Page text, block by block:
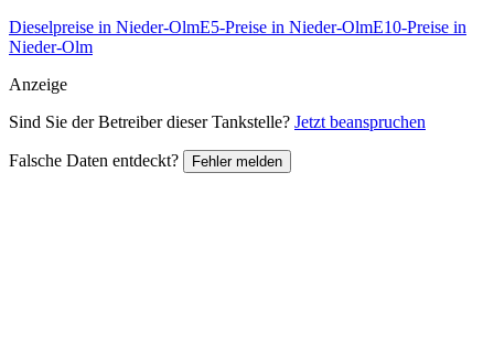
Dieselpreise in Nieder-OlmE5-Preise in Nieder-OlmE10-Preise in
Nieder-Olm
Anzeige
Sind Sie der Betreiber dieser Tankstelle? Jetzt beanspruchen
Falsche Daten entdeckt? Fehler melden